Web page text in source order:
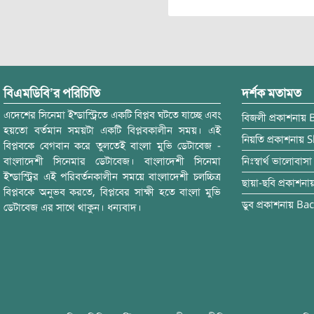
বিএমডিবি’র পরিচিতি
এদেশের সিনেমা ইন্ডাস্ট্রিতে একটি বিপ্লব ঘটতে যাচ্ছে এবং
হয়তো বর্তমান সময়টা একটি বিপ্লবকালীন সময়। এই
বিপ্লবকে বেগবান করে তুলতেই বাংলা মুভি ডেটাবেজ -
বাংলাদেশী সিনেমার ডেটাবেজ। বাংলাদেশী সিনেমা
ইন্ডাস্ট্রির এই পরিবর্তনকালীন সময়ে বাংলাদেশী চলচ্চিত্র
বিপ্লবকে অনুভব করতে, বিপ্লবের সাক্ষী হতে বাংলা মুভি
ডেটাবেজ এর সাথে থাকুন। ধন্যবাদ।
দর্শক মতামত
বিজলী প্রকাশনায়
নিয়তি প্রকাশনায়
নিঃস্বার্থ ভালোবাসা
ছায়া-ছবি
ডুব প্রকাশনায়